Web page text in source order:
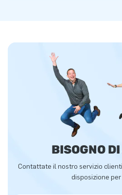
BISOGNO
Contattate il nostro servizio
disposizione